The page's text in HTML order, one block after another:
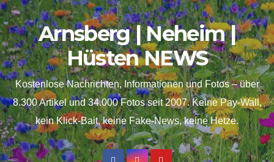
springen
Skip
to
content
Arnsberg | Neheim |
Hüsten NEWS
Kostenlose Nachrichten, Informationen und Fotos – über
8.300 Artikel und 34.000 Fotos seit 2007. Keine Pay-Wall,
kein Klick-Bait, keine Fake-News, keine Hetze.